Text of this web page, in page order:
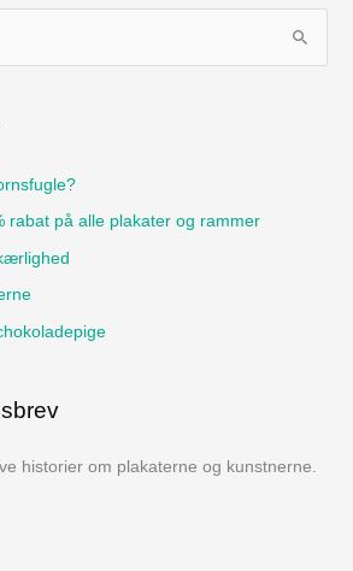
rabat på alle plakater og rammer
historier om plakaterne og kunstnerne.